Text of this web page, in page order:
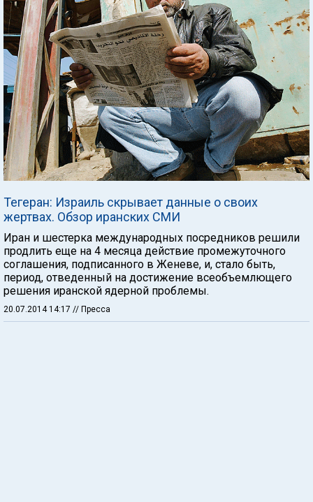
Тегеран: Израиль скрывает данные о своих
жертвах. Обзор иранских СМИ
Иран и шестерка международных посредников решили
продлить еще на 4 месяца действие промежуточного
соглашения, подписанного в Женеве, и, стало быть,
период, отведенный на достижение всеобъемлющего
решения иранской ядерной проблемы.
20.07.2014 14:17 // Пресса